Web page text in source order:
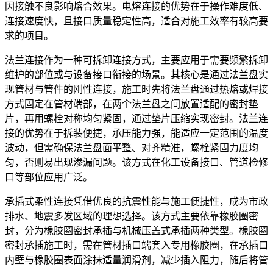
因接触不良影响熔合效果。电熔连接的优势在于操作难度低、
连接速度快，且接口质量稳定性高，适合对施工效率有较高要
求的项目。
法兰连接作为一种可拆卸连接方式，主要应用于需要频繁拆卸
维护的部位或与设备接口衔接的场景。其核心是通过法兰盘实
现管材与管件的刚性连接，施工时先将法兰盘通过热熔或焊接
方式固定在管材端部，在两个法兰盘之间放置适配的密封垫
片，再用螺栓对称均匀紧固，通过垫片压缩实现密封。法兰连
接的优势在于拆装便捷，承压能力强，能适应一定范围的温度
波动，但需确保法兰盘面平整、对齐精准，螺栓紧固力度均
匀，否则易出现渗漏问题。该方式在化工设备接口、管道检修
口等部位应用广泛。
承插式柔性连接凭借优良的抗震性能与施工便捷性，成为市政
排水、地震多发区域的理想选择。该方式主要依靠橡胶圈密
封，分为橡胶圈密封承插与机械压盖式承插两种类型。橡胶圈
密封承插施工时，需在管材插口端套入专用橡胶圈，在承插口
内壁与橡胶圈表面涂抹适量润滑剂，减少插入阻力，随后将管